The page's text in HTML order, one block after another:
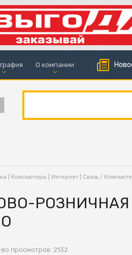
О компании
| Компьютеры | Интернет | Связь /
РОЗНИЧНАЯ
просмотров: 2132